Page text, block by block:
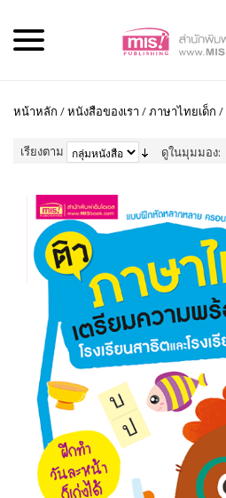
หน้าหลัก /หนังสือของเรา /ภาษาไทยเด็ก /
เรียงตาม ดูในมุมมอง: